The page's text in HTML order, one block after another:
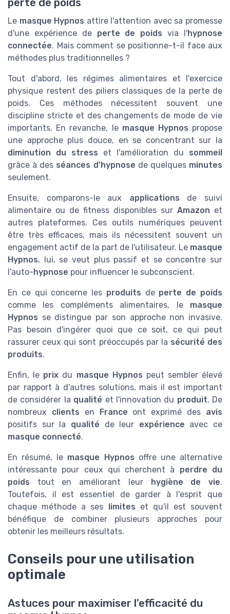
perte de poids
Le masque Hypnos attire l'attention avec sa promesse
d'une expérience de perte de poids via l'hypnose
connectée. Mais comment se positionne-t-il face aux
méthodes plus traditionnelles ?
Tout d'abord, les régimes alimentaires et l'exercice
physique restent des piliers classiques de la perte de
poids. Ces méthodes nécessitent souvent une
discipline stricte et des changements de mode de vie
importants. En revanche, le masque Hypnos propose
une approche plus douce, en se concentrant sur la
diminution du stress et l'amélioration du sommeil
grâce à des séances d'hypnose de quelques minutes
seulement.
Ensuite, comparons-le aux applications de suivi
alimentaire ou de fitness disponibles sur Amazon et
autres plateformes. Ces outils numériques peuvent
être très efficaces, mais ils nécessitent souvent un
engagement actif de la part de l'utilisateur. Le masque
Hypnos, lui, se veut plus passif et se concentre sur
l'auto-hypnose pour influencer le subconscient.
En ce qui concerne les produits de perte de poids
comme les compléments alimentaires, le masque
Hypnos se distingue par son approche non invasive.
Pas besoin d'ingérer quoi que ce soit, ce qui peut
rassurer ceux qui sont préoccupés par la sécurité des
produits.
Enfin, le prix du masque Hypnos peut sembler élevé
par rapport à d'autres solutions, mais il est important
de considérer la qualité et l'innovation du produit. De
nombreux clients en France ont exprimé des avis
positifs sur la qualité de leur expérience avec ce
masque connecté.
En résumé, le masque Hypnos offre une alternative
intéressante pour ceux qui cherchent à perdre du
poids tout en améliorant leur hygiène de vie.
Toutefois, il est essentiel de garder à l'esprit que
chaque méthode a ses limites et qu'il est souvent
bénéfique de combiner plusieurs approches pour
obtenir les meilleurs résultats.
Conseils pour une utilisation
optimale
Astuces pour maximiser l'efficacité du